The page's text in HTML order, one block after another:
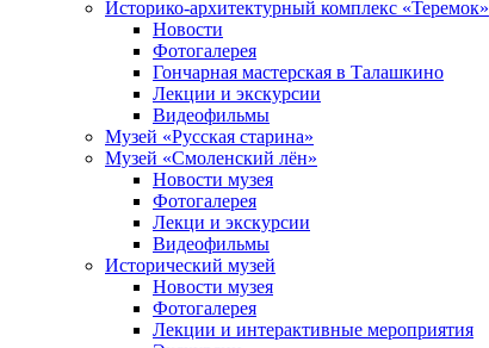
Историко-архитектурный комплекс «Теремок»
Новости
Фотогалерея
Гончарная мастерская в Талашкино
Лекции и экскурсии
Видеофильмы
Музей «Русская старина»
Музей «Смоленский лён»
Новости музея
Фотогалерея
Лекци и экскурсии
Видеофильмы
Исторический музей
Новости музея
Фотогалерея
Лекции и интерактивные мероприятия